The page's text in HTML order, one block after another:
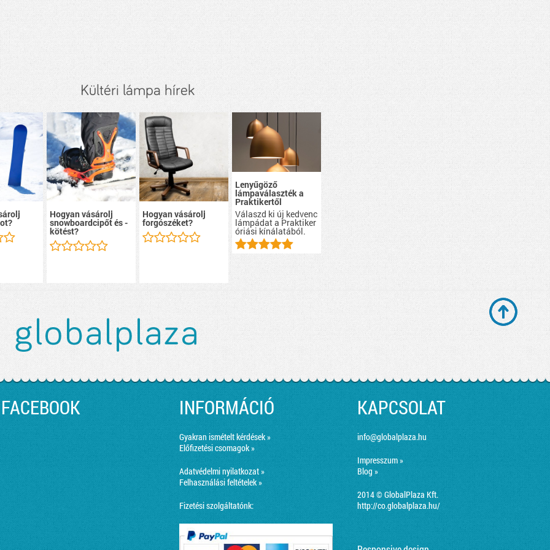
Kültéri lámpa hírek
Hogyan vásárolj
snowboardcipőt és -
kötést?
Hogyan vásárolj
forgószéket?
Lenyűgöző
lámpaválaszték a
Praktikertől
Válaszd ki új kedvenc
lámpádat a Praktiker
óriási kínálatából.
FACEBOOK INFORMÁCIÓ
Gyakran ismételt kérdések »
Előfizetési csomagok »
Adatvédelmi nyilatkozat »
Felhasználási feltételek »
Fizetési szolgáltatónk:
KAPCSOLAT
info@globalplaza.hu
Impresszum »
Blog »
2014 © GlobalPlaza Kft.
http://co.globalplaza.hu/